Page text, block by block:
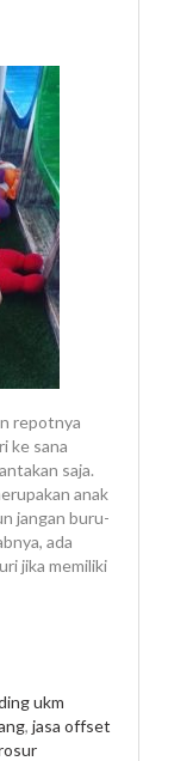
repotnya
ke sana
saja.
anak
jangan buru-
ada
jika memiliki
ukm
, jasa offset